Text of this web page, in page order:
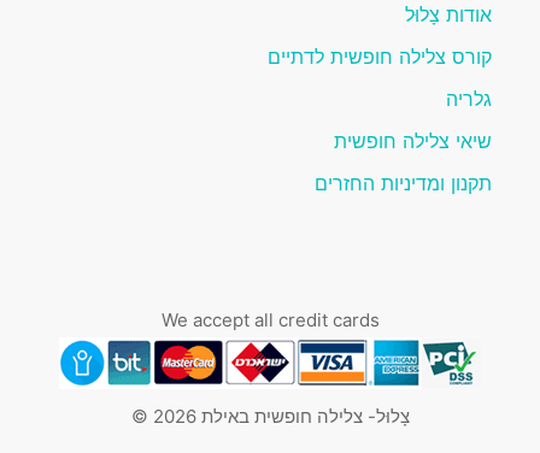
אודות צָלוּל
קורס צלילה חופשית לדתיים
גלריה
שיאי צלילה חופשית
תקנון ומדיניות החזרים
We accept all credit cards
צָלוּל- צלילה חופשית באילת 2026 ©